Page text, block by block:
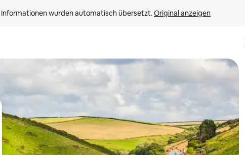
Informationen wurden automatisch übersetzt. Original anzeigen